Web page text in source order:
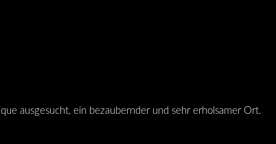
ausgesucht, ein bezaubernder und sehr erholsamer Ort.